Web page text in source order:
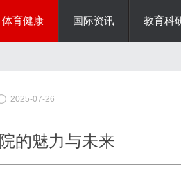
体育健康 国际资讯 教育科
2025-07-26
的魅力与未来